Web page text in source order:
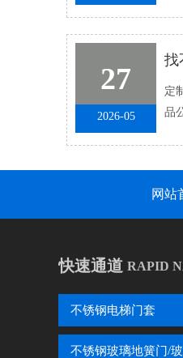
27
2026-05
定制
品
网站
快速通道 RAPID
不锈钢电梯门套